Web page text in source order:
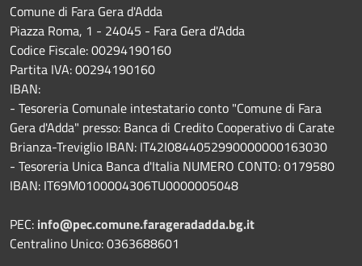
Comune di Fara Gera d'Adda
Piazza Roma, 1 - 24045 - Fara Gera d'Adda
Codice Fiscale: 00294190160
Partita IVA: 00294190160
IBAN:
- Tesoreria Comunale intestatario conto "Comune di Fara
Gera d'Adda" presso: Banca di Credito Cooperativo di Carate
Brianza-Treviglio IBAN: IT42I0844052990000000163030
- Tesoreria Unica Banca d'Italia NUMERO CONTO: 0179580
IBAN: IT69M0100004306TU0000005048
PEC: info@pec.comune.farageradadda.bg.it
Centralino Unico: 0363688601